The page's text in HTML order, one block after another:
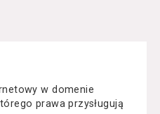
w domenie
prawa przysługują